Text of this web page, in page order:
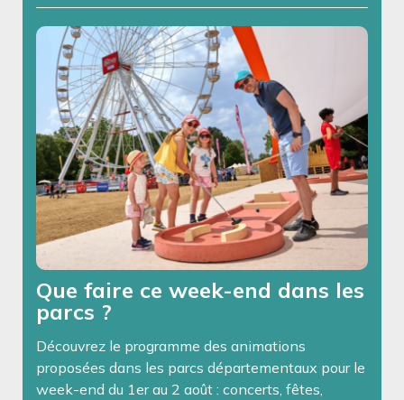
Que faire ce week-end dans les
parcs ?
Découvrez le programme des animations
proposées dans les parcs départementaux pour le
week-end du 1er au 2 août : concerts, fêtes,